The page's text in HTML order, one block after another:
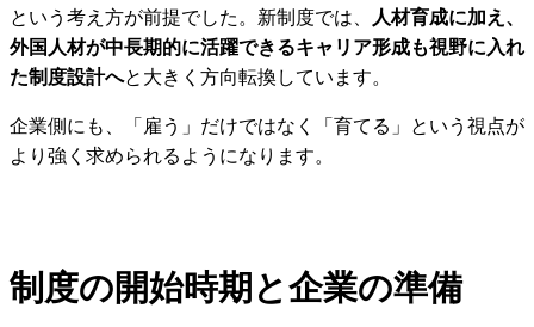
という考え方が前提でした。新制度では、
人材育成に加え、
外国人材が中長期的に活躍できるキャリア形成も視野に入れ
た制度設計へと大きく方向転換しています。
企業側にも、「雇う」だけではなく「育てる」という視点が
より強く求められるようになります。
制度の開始時期と企業の準備